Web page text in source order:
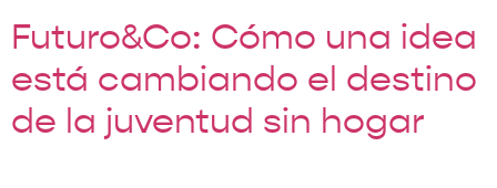
Futuro&Co: Cómo una idea
está cambiando el destino
de la juventud sin hogar